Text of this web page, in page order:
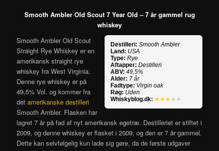
Smooth Ambler Old Scout 7 Year Old – 7 år gammel rug
whiskey
Destilleri: Smooth Ambler
Land: USA
Type: Rye
Aftapper: Destilleri
ABV: 49,5%
Alder: 7 år
Fadtype: Virgin oak
Røg: Uden
Whiskyblog.dk: ★★★ ★★
Smooth Ambler Old Scout
Straight Rye Whiskey er en
amerikansk straight rye
whiskey fra West Virginia.
Denne rye whiskey er på
49,5% Vol. og kommer fra
detamerikanske destilleri
Smooth Ambler. Flasken har
lagret 7 år på fad af nyt amerikansk egetræ. Destilleriet er stiftet i
2009, og denne whiskey er flasket i 2009, og den er 7 år gammel.
Dette kan selvfølgelig kun lade sig gøre, da de første udgaver